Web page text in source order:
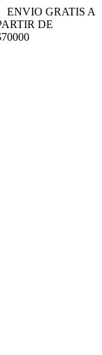
ENVIO GRATIS A
DE